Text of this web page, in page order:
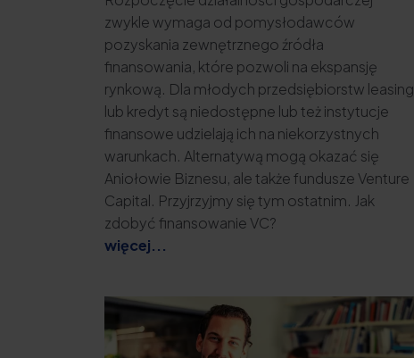
zwykle wymaga od pomysłodawców
pozyskania zewnętrznego źródła
finansowania, które pozwoli na ekspansję
rynkową. Dla młodych przedsiębiorstw leasing
lub kredyt są niedostępne lub też instytucje
finansowe udzielają ich na niekorzystnych
warunkach. Alternatywą mogą okazać się
Aniołowie Biznesu, ale także fundusze Venture
Capital. Przyjrzyjmy się tym ostatnim. Jak
zdobyć finansowanie VC?
więcej...